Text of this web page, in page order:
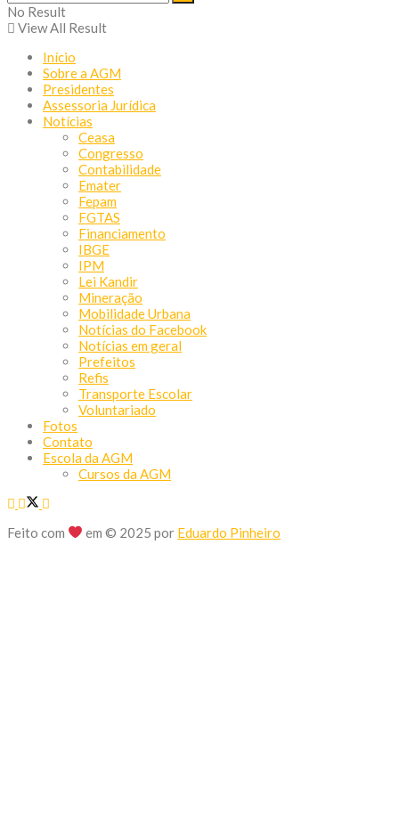
No Result
View All Result
Início
Sobre a AGM
Presidentes
Assessoria Jurídica
Notícias
Ceasa
Congresso
Contabilidade
Emater
Fepam
FGTAS
Financiamento
IBGE
IPM
Lei Kandir
Mineração
Mobilidade Urbana
Notícias do Facebook
Notícias em geral
Prefeitos
Refis
Transporte Escolar
Voluntariado
Fotos
Contato
Escola da AGM
Cursos da AGM
Feito com em © 2025 por Eduardo Pinheiro